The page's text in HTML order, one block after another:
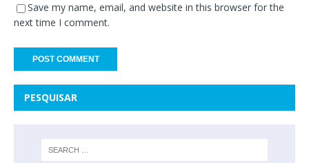
Save my name, email, and website in this browser for the
next time I comment.
PESQUISAR